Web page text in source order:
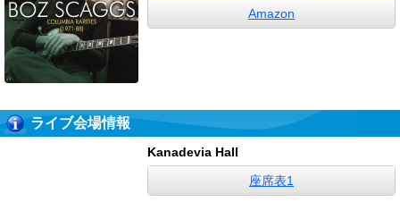
Amazon
ライブ会場情報
Kanadevia Hall
座席表1